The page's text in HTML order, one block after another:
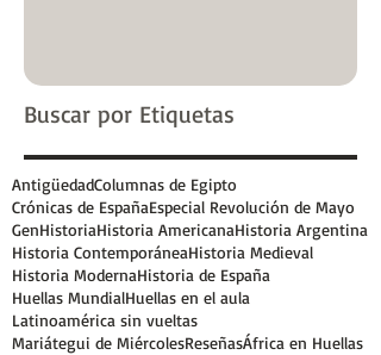
Buscar por Etiquetas
AntigüedadColumnas de Egipto
Crónicas de EspañaEspecial Revolución de Mayo
GenHistoriaHistoria AmericanaHistoria Argentina
Historia ContemporáneaHistoria Medieval
Historia ModernaHistoria de España
Huellas MundialHuellas en el aula
Latinoamérica sin vueltas
Mariátegui de MiércolesReseñasÁfrica en Huellas